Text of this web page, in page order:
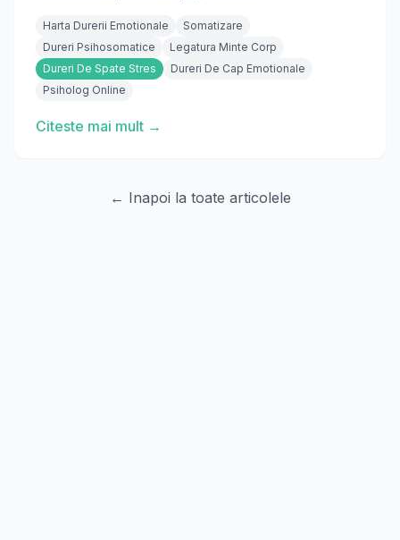
Harta Durerii Emotionale
Somatizare
Dureri Psihosomatice
Legatura Minte Corp
Dureri De Spate Stres
Dureri De Cap Emotionale
Psiholog Online
Citeste mai mult →
← Inapoi la toate articolele